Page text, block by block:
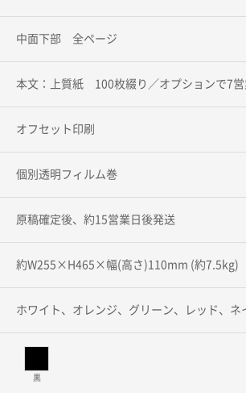
中面下部 全ページ
本文：上質紙 100枚綴り／オプションで7営
オフセット印刷
個別透明フィルム巻
原稿確定後、約15営業日後発送
約W255×H465×幅(高さ)110mm (約7.5kg)
ホワイト、オレンジ、グリーン、レッド、ネ
黒